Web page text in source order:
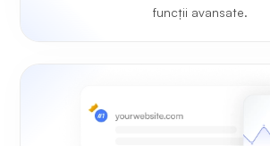
funcții avansate.